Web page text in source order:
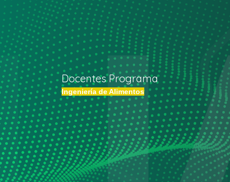
Docentes Programa
Ingeniería de Alimentos